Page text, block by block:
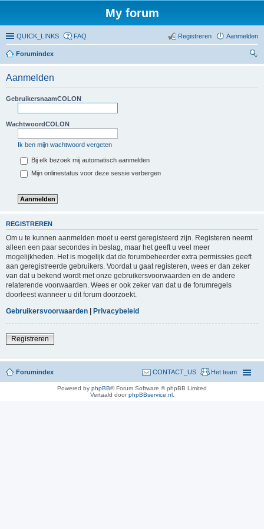
My forum
QUICK_LINKS FAQ Aanmelden
Registreren
Forumindex
Aanmelden
GebruikersnaamCOLON
WachtwoordCOLON
Ik ben mijn wachtwoord vergeten
Bij elk bezoek mij automatisch aanmelden
Mijn onlinestatus voor deze sessie verbergen
REGISTREREN
Om u te kunnen aanmelden moet u eerst geregisteerd zijn. Registeren neemt
alleen een paar secondes in beslag, maar het geeft u veel meer
mogelijkheden. Het is mogelijk dat de forumbeheerder extra permissies geeft
aan geregistreerde gebruikers. Voordat u gaat registeren, wees er dan zeker
van dat u bekend wordt met onze gebruikersvoorwaarden en de andere
relaterende voorwaarden. Wees er ook zeker van dat u de forumregels
doorleest wanneer u dit forum doorzoekt.
Gebruikersvoorwaarden | Privacybeleid
Registreren
Forumindex Het team
CONTACT_US
Powered by phpBB® Forum Software © phpBB Limited
Vertaald doorphpBBservice.nl.